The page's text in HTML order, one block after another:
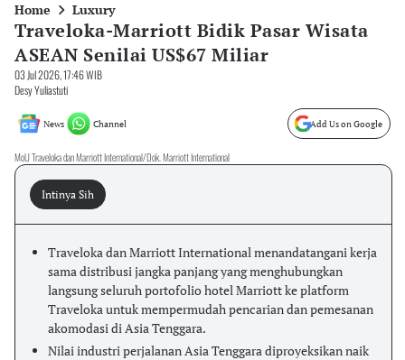
Home Luxury
Traveloka-Marriott Bidik Pasar Wisata
ASEAN Senilai US$67 Miliar
03 Jul 2026, 17:46 WIB
Desy Yuliastuti
News Channel Add Us on Google
MoU Traveloka dan Marriott International/Dok. Marriott International
Intinya Sih
Traveloka dan Marriott International menandatangani kerja
sama distribusi jangka panjang yang menghubungkan
langsung seluruh portofolio hotel Marriott ke platform
Traveloka untuk mempermudah pencarian dan pemesanan
akomodasi di Asia Tenggara.
Nilai industri perjalanan Asia Tenggara diproyeksikan naik